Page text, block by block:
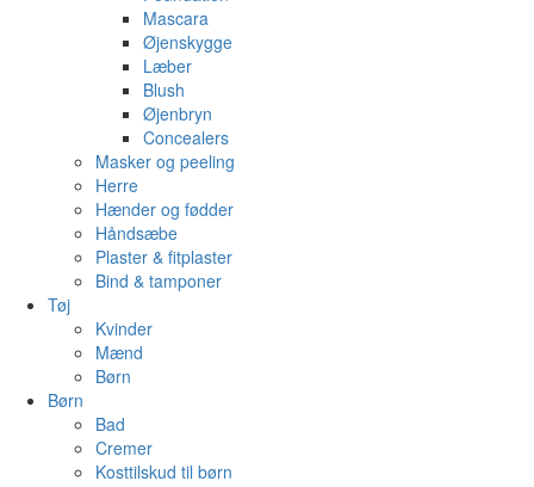
Mascara
Øjenskygge
Læber
Blush
Øjenbryn
Concealers
Masker og peeling
Herre
Hænder og fødder
Håndsæbe
Plaster & fitplaster
Bind & tamponer
Tøj
Kvinder
Mænd
Børn
Børn
Bad
Cremer
Kosttilskud til børn